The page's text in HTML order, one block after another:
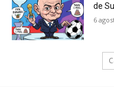
de
6